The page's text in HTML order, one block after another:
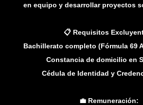
en equipo y desarrollar proyectos
📋 Requisitos
Bachillerato completo (Fórmula 69
Constancia de domicilio en
Cédula de Identidad y
💼 Remuneración: